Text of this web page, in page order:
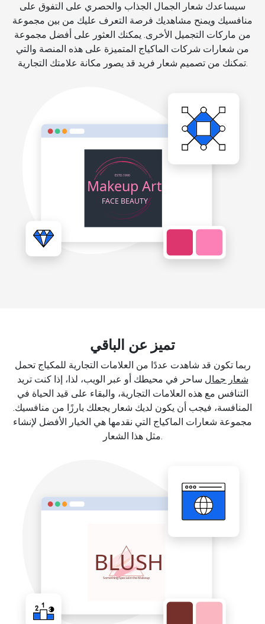
سيساعدك شعار الجمال الجذاب والحصري على التفوق على
منافسيك ويمنح مشاهديك فرصة التعرف عليك من بين مجموعة
من ماركات التجميل الأخرى. يمكنك العثور على أفضل مجموعة
من شعارات شركات الماكياج المتميزة على هذه المنصة والتي
تمكنك من تصميم شعار فريد قد يصور مكانة علامتك التجارية.
تميز عن الباقي
ربما تكون قد شاهدت عددًا من العلامات التجارية للمكياج تحمل
شعار جمال ساحر في محيطك أو عبر الويب، لذا، إذا كنت تريد
التنافس مع هذه العلامات التجارية، والبقاء على قيد الحياة في
المنافسة، فيجب أن يكون لديك شعار يجعلك بارزًا من منافسيك.
مجموعة شعارات الماكياج التي نقدمها هي الخيار الأفضل لإنشاء
مثل هذا الشعار.